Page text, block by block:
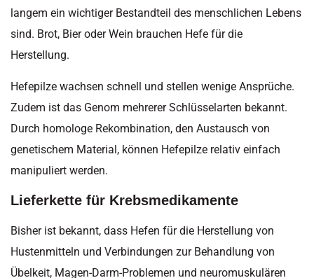
langem ein wichtiger Bestandteil des menschlichen Lebens
sind. Brot, Bier oder Wein brauchen Hefe für die
Herstellung.
Hefepilze wachsen schnell und stellen wenige Ansprüche.
Zudem ist das Genom mehrerer Schlüsselarten bekannt.
Durch homologe Rekombination, den Austausch von
genetischem Material, können Hefepilze relativ einfach
manipuliert werden.
Lieferkette für Krebsmedikamente
Bisher ist bekannt, dass Hefen für die Herstellung von
Hustenmitteln und Verbindungen zur Behandlung von
Übelkeit, Magen-Darm-Problemen und neuromuskulären